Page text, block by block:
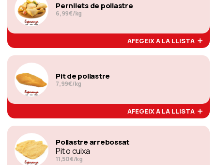
Pernilets de pollastre
6,99€/kg
AFEGEIX A LA LLISTA
Pit de pollastre
7,99€/kg
AFEGEIX A LA LLISTA
Pollastre arrebossat
Pit o cuixa
11,50€/kg